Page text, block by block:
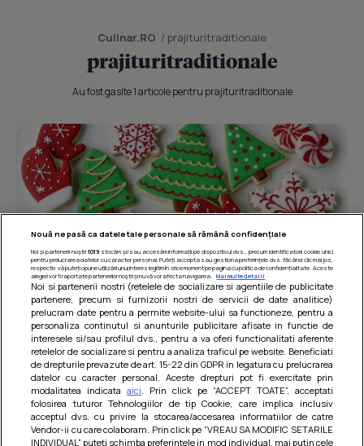
Culinar.RO / prajituritraditionale
prajituritraditionale
Au fost gasite 1 articole pentru prajituritraditionale
SFATURI PRACTICE
Care sunt cele mai bune 20 de prajituri
pentru Craciun si Revelion
Îmi place Distribuie
Nouă ne pasă ca datele tale personale să rămână confidențiale
Noi și partenerii noștri 1019stocăm și/sau accesăm informații pe dispozitivul dvs., precum identificatorii cookie unici
pentru prelucrarea datelor cu caracter personal. Puteți accepta sau gestiona preferințele dvs. făcând clic mai jos,
respectiv vă puteți opune utilizării unui interes legitim în orice moment pe pagina cu politica de confidențialitate. Aceste
alegeri vor fi raportate partenerilor noștri și nu vă vor afecta navigarea.
Mai multe detalii
Noi si partenerii nostri (retelele de socializare si agentiile de publicitate
partenere, precum si furnizorii nostri de servicii de date analitice)
prelucram date pentru a permite website-ului sa functioneze, pentru a
personaliza continutul si anunturile publicitare afisate in functie de
interesele si/sau profilul dvs., pentru a va oferi functionalitati aferente
retelelor de socializare si pentru a analiza traficul pe website. Beneficiati
de drepturile prevazute de art. 15-22 din GDPR in legatura cu prelucrarea
datelor cu caracter personal. Aceste drepturi pot fi exercitate prin
modalitatea indicataaici . Prin click pe “ACCEPT TOATE”, acceptati
folosirea tuturor Tehnologiilor de tip Cookie, care implica inclusiv
acceptul dvs. cu privire la stocarea/accesarea informatiilor de catre
Vendor-ii cu care colaboram. Prin click pe “VREAU SA MODIFIC SETARILE
INDIVIDUAL” puteti schimba preferintele in mod individual, mai putin cele